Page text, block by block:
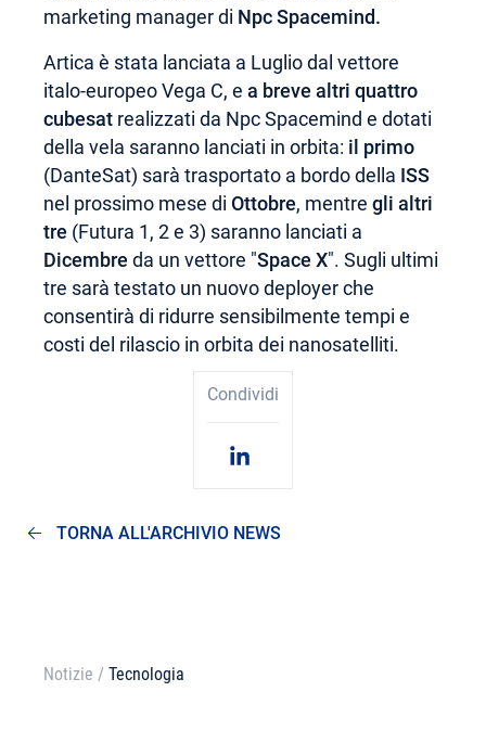
marketing manager di Npc Spacemind.
Artica è stata lanciata a Luglio dal vettore
italo-europeo Vega C, e a breve altri quattro
cubesat realizzati da Npc Spacemind e dotati
della vela saranno lanciati in orbita: il primo
(DanteSat) sarà trasportato a bordo della ISS
nel prossimo mese di Ottobre, mentre gli altri
tre (Futura 1, 2 e 3) saranno lanciati a
Dicembre da un vettore "Space X". Sugli ultimi
tre sarà testato un nuovo deployer che
consentirà di ridurre sensibilmente tempi e
costi del rilascio in orbita dei nanosatelliti.
Condividi
TORNA ALL'ARCHIVIO NEWS
Notizie / Tecnologia